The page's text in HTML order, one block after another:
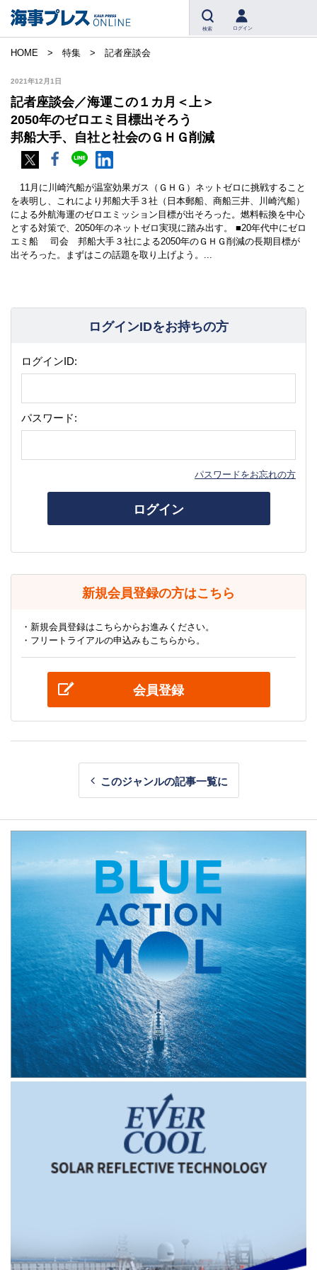
検索 ログイン
HOME 特集 記者座談会
2021年12月1日
記者座談会／海運この１カ月＜上＞
2050年のゼロエミ目標出そろう
邦船大手、自社と社会のＧＨＧ削減
11月に川崎汽船が温室効果ガス（ＧＨＧ）ネットゼロに挑戦すること
を表明し、これにより邦船大手３社（日本郵船、商船三井、川崎汽船）
による外航海運のゼロエミッション目標が出そろった。燃料転換を中心
とする対策で、2050年のネットゼロ実現に踏み出す。 ■20年代中にゼロ
エミ船 司会 邦船大手３社による2050年のＧＨＧ削減の長期目標が
出そろった。まずはこの話題を取り上げよう。...
ログインIDをお持ちの方
ログインID:
パスワード:
パスワードをお忘れの方
ログイン
新規会員登録の方はこちら
・新規会員登録はこちらからお進みください。
・フリートライアルの申込みもこちらから。
会員登録
このジャンルの記事一覧に